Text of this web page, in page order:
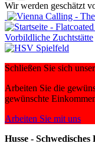
Wir werden geschätzt
Schließen Sie sich
Arbeiten Sie die
gewünschte
Arbeiten Sie mit uns
Husse -